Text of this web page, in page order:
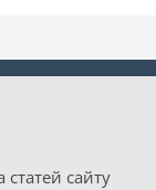
сайту